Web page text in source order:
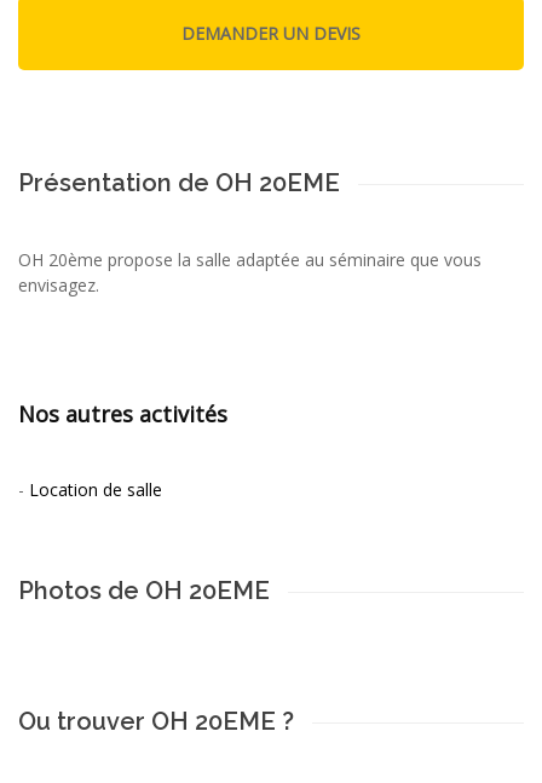
Présentation de OH 20EME
OH 20ème propose la salle adaptée au séminaire que vous
envisagez.
Nos autres activités
- Location de salle
Photos de OH 20EME
Ou trouver OH 20EME ?